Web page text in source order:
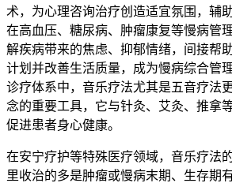
术，为心理咨询治疗创造适宜氛围，辅
在高血压、糖尿病、肿瘤康复等慢病管
解疾病带来的焦虑、抑郁情绪，间接帮
计划并改善生活质量，成为慢病综合管
诊疗体系中，音乐疗法尤其是五音疗法
念的重要工具，它与针灸、艾灸、推拿
促进患者身心健康。
在安宁疗护等特殊医疗领域，音乐疗法
里收治的多是肿瘤或慢病末期、生存期